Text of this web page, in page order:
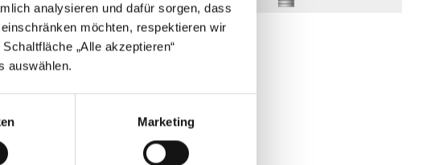
analysieren und dafür sorgen, dass
möchten, respektieren wir
„Alle akzeptieren“
auswählen.
Marketing